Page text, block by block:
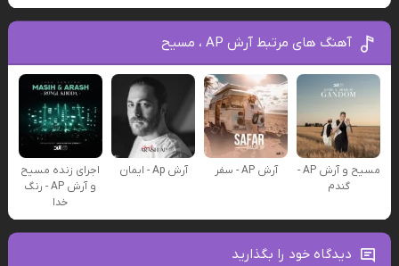
آهنگ های مرتبط آرش AP ، مسیح
مسیح و آرش AP -
گندم
آرش AP - سفر آرش Ap - ایمان
اجرای زنده مسیح
و آرش AP - رنگ
خدا
دیدگاه خود را بگذارید